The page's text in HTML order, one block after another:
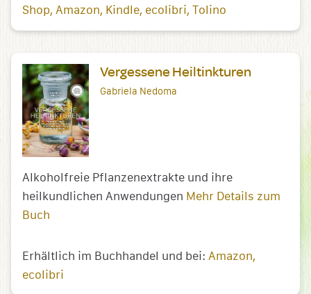
Shop Amazon Kindle ecolibri Tolino
Vergessene Heiltinkturen
Gabriela Nedoma
Alkoholfreie Pflanzenextrakte und ihre
heilkundlichen Anwendungen Mehr Details zum
Buch
Erhältlich im Buchhandel und bei: Amazon
ecolibri